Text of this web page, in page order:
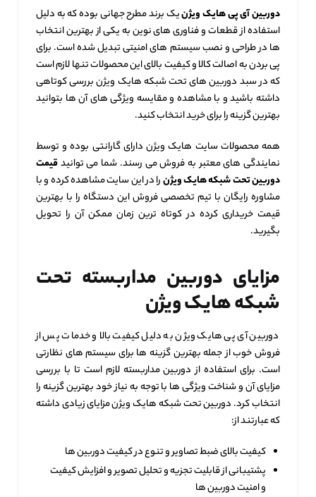
دوربین آی پی هایک ویژنیک برند مطرح جهانی بوده که به دلیل
استفاده از قطعات و فناوری‌ های نوین به یکی از بهترین انتخاب‌
ها در طراحی و نصب سیستم‌ های امنیتی تبدیل شده است. برای
پی بردن به اصالت کالا و کیفیت بالای این محصولات تنها لازم است
که در سبد دوربین های تحت شبکه هایک ویژن بررسی کوتاهی
داشته باشید و با مشاهده و مقایسه ویژگی‌ های آن ها بتوانید
بهترین گزینه را برای خرید انتخاب کنید.
همه محصولات سایت هایک ویژن دارای گارانتی بوده و توسط
نمایندگی‌ های معتبر به فروش می‌ رسند. شما می توانیدقیمت
دوربین تحت شبکه هایک ویژنرا در این سایت مشاهده کرده و با
مشاوره رایگان با تیم تخصصی فروش این دستگاه را با بهترین
قیمت خریداری کرده در کوتاه‌ ترین زمان ممکن آن را تحویل
بگیرید.
مزایای دوربین مداربسته تحت
شبکه هایک ویژن
دوربین آی پی هایک ویژن به دلیل کیفیت بالا و خدمات پس از
فروش خوب از جمله بهترین گزینه‌ ها برای سیستم‌ های نظارتی
است. برای استفاده از دوربین مداربسته لازم است تا با بررسی
مزایای آن و شناخت ویژگی‌ ها با توجه به نیاز خود بهترین گزینه را
انتخاب کرد. دوربین تحت شبکه هایک ویژن مزایای زیادی داشته
که عبارتند از:
کیفیت بالای ضبط تصاویر و تنوع در کیفیت دوربین‌ ها
پشتیبانی از قابلیت تجزیه و تحلیل تصویر و افزایش کیفیت
و امنیت دوربین‌ ها